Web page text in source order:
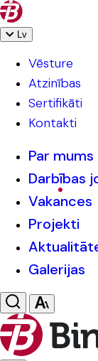
Lv
Vēsture
Atzinības
Sertifikāti
Kontakti
Par mums
Darbības
Vakances
Projekti
Galerijas